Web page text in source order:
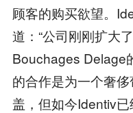
顾客的购买欲望。
道：“公司刚刚扩大
Bouchages Delage
的合作是为一个奢
盖，但如今Identiv